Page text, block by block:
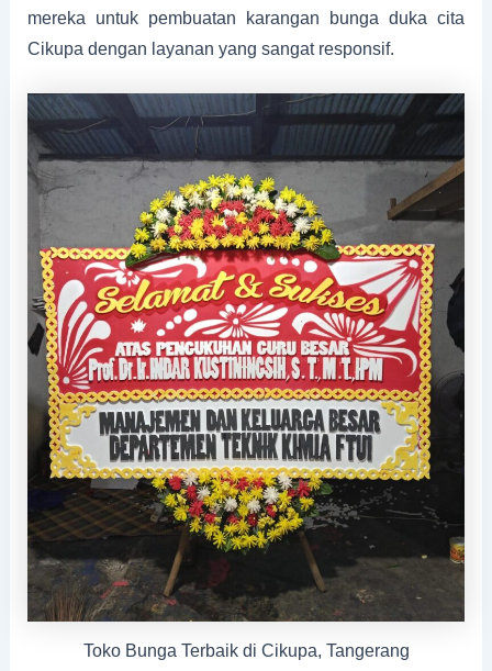
mereka untuk pembuatan karangan bunga duka cita
Cikupa dengan layanan yang sangat responsif.
Toko Bunga Terbaik di Cikupa, Tangerang